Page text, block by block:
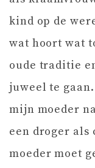
kind op de
wat hoort wat
oude traditie
juweel te
mijn moeder
een droger als
moeder moet